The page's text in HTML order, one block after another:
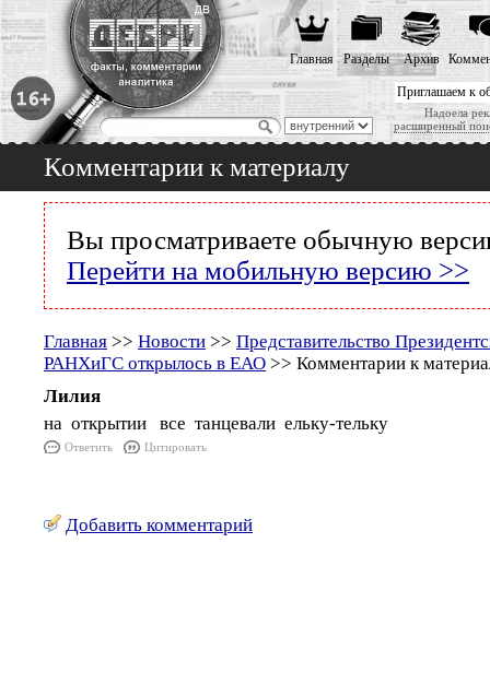
Приглашаем к
Надоела
расширенный
Главная Разделы Архив
Комментарии к материалу
Вы просматриваете обычную
Перейти на мобильную версию >>
Главная >> Новости >> Представительство
РАНХиГС открылось в ЕАО >> Комментарии к
Лилия
на открытии все танцевали ельку-тельку
Ответить Цитировать
Добавить комментарий